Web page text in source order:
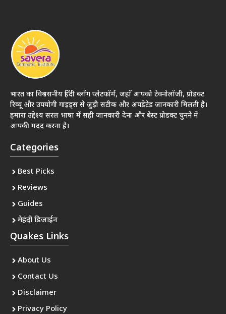
भारत का विश्वसनीय हिंदी ब्लॉग प्लेटफॉर्म, जहाँ आपको टेक्नोलॉजी, प्रोडक्ट
रिव्यू और उपयोगी गाइड्स से जुड़ी सटीक और अपडेटेड जानकारी मिलती है।
हमारा उद्देश्य सरल भाषा में सही जानकारी देना और बेस्ट प्रोडक्ट चुनने में
आपकी मदद करना है।
Categories
Best Picks
Reviews
Guides
मेहंदी डिजाईन
Quakes Links
About Us
Contact Us
Disclaimer
Privacy Policy